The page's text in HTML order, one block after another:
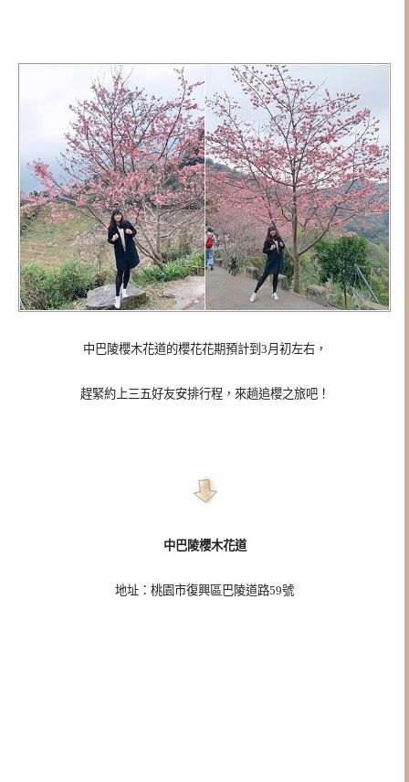
中巴陵櫻木花道的櫻花花期預計到3月初左右，
趕緊約上三五好友安排行程，來趟追櫻之旅吧！
中巴陵櫻木花道
地址：桃園市復興區巴陵道路59號